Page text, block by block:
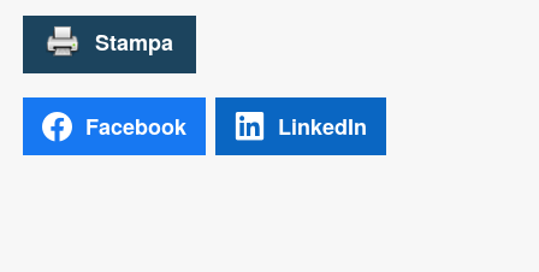
Facebook LinkedIn